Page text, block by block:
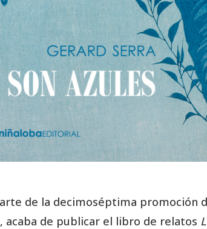
de la decimoséptima promoción
acaba de publicar el libro de relatos